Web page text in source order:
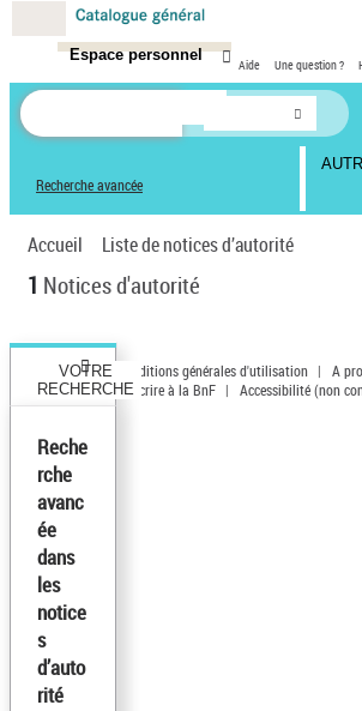
Espace personnel
Aide Une question ?
Recherche avancée
Accueil Liste de notices d’autorité
1 Notices d'autorité
VOTRE
RECHERCHE
Reche
rche
avanc
ée
dans
les
notice
s
d’auto
rité
Conditions générales d'utilisation | A
| Écrire à la BnF | Accessibilité (non